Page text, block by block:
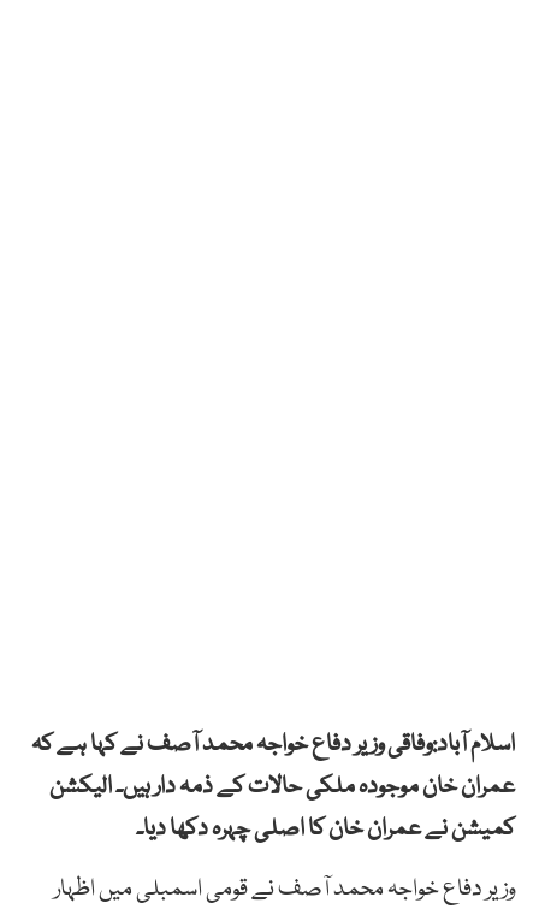
اسلام آباد:وفاقی وزیر دفاع خواجہ محمد آصف نے کہا ہے کہ
عمران خان موجودہ ملکی حالات کے ذمہ دار ہیں۔ الیکشن
کمیشن نے عمران خان کا اصلی چہرہ دکھا دیا۔
وزیر دفاع خواجہ محمد آصف نے قومی اسمبلی میں اظہار